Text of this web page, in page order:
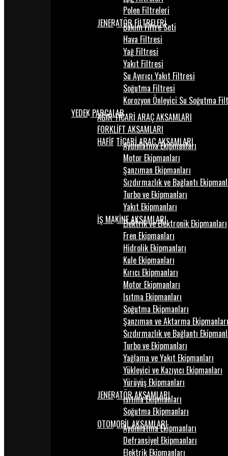
Polen Filtreleri
JENERATÖR FİLTRELERİ
Bakım Filtre Seti
Hava Filtresi
Yağ Filtresi
Yakıt Filtresi
Su Ayırıcı Yakıt Filtresi
Soğutma Filtresi
Korozyon Önleyici Su Soğutma
YEDEK PARÇALARAĞIR TİCARİ ARAÇ AKSAMLARI
FORKLİFT AKSAMLARI
HAFİF TİCARİ ARAÇ AKSAMLARI
Aydınlatma Ekipmanları
Motor Ekipmanları
Şanzıman Ekipmanları
Sızdırmazlık ve Bağlantı
Turbo ve Ekipmanları
Yakıt Ekipmanları
İŞ MAKİNE AKSAMLARI
Elektrik ve Elektronik Ekipmanları
Fren Ekipmanları
Hidrolik Ekipmanları
Kule Ekipmanları
Kırıcı Ekipmanları
Motor Ekipmanları
Isıtma Ekipmanları
Soğutma Ekipmanları
Şanzıman ve Aktarma Ekipmanları
Sızdırmazlık ve Bağlantı
Turbo ve Ekipmanları
Yağlama ve Yakıt Ekipmanları
Yükleyici ve Kazıyıcı Ekipmanları
Yürüyüş Ekipmanları
JENERATÖR AKSAMLARI
Isıtma Ekipmanları
Soğutma Ekipmanları
OTOMOBİL AKSAMLARI
Aydınlatma Ekipmanları
Defransiyel Ekipmanları
Elektrik Ekipmanları